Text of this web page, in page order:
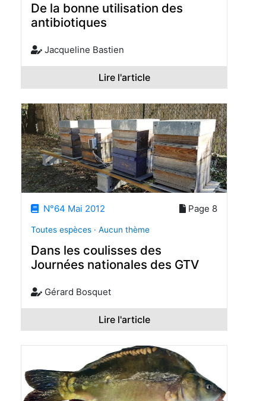
De la bonne utilisation des
antibiotiques
Jacqueline Bastien
Lire l'article
N°64 Mai 2012 Page 8
Toutes espèces · Aucun thème
Dans les coulisses des
Journées nationales des GTV
Gérard Bosquet
Lire l'article